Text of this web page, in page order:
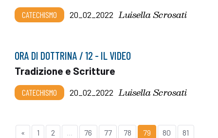
CATECHISMO 20_02_2022 Luisella Scrosati
ORA DI DOTTRINA / 12 - IL VIDEO
Tradizione e Scritture
CATECHISMO 20_02_2022 Luisella Scrosati
« 1 2 ... 76 77 78 79 80 81